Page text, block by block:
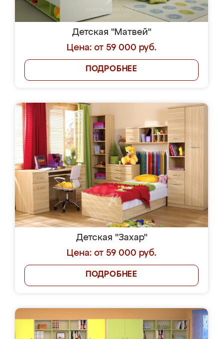
Детская "Матвей"
Цена: от 59 000 руб.
ПОДРОБНЕЕ
Детская "Захар"
Цена: от 59 000 руб.
ПОДРОБНЕЕ